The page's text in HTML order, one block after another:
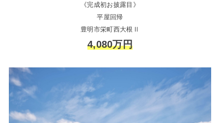
《完成初お披露目》
平屋回帰
豊明市栄町西大根Ⅱ
4,080万円